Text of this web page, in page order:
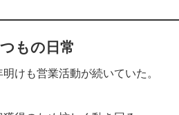
もの日常
けも営業活動が続いていた。